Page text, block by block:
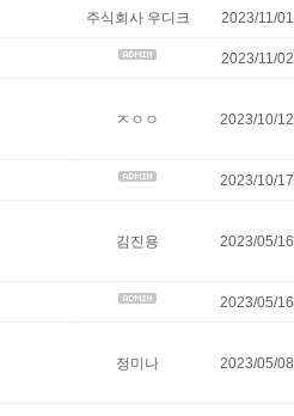
주식회사 우디크 2023/11/01
2023/11/02
ㅈㅇㅇ 2023/10/12
2023/10/17
김진용 2023/05/16
2023/05/16
정미나 2023/05/08